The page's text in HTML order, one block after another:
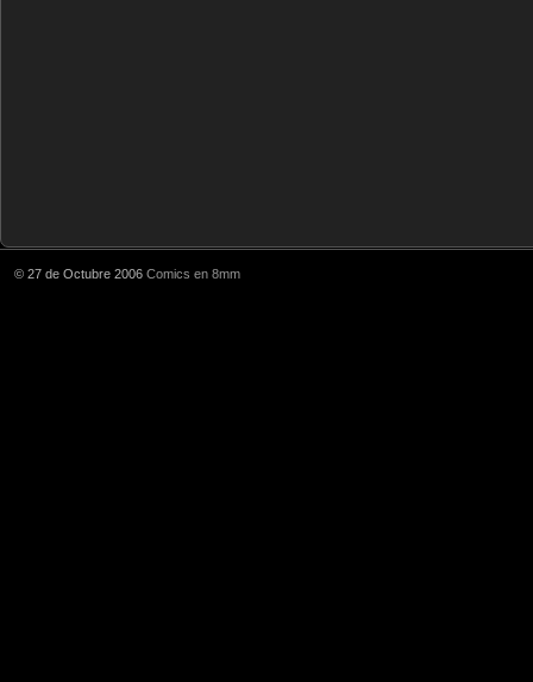
© 27 de Octubre 2006 Comics en 8mm